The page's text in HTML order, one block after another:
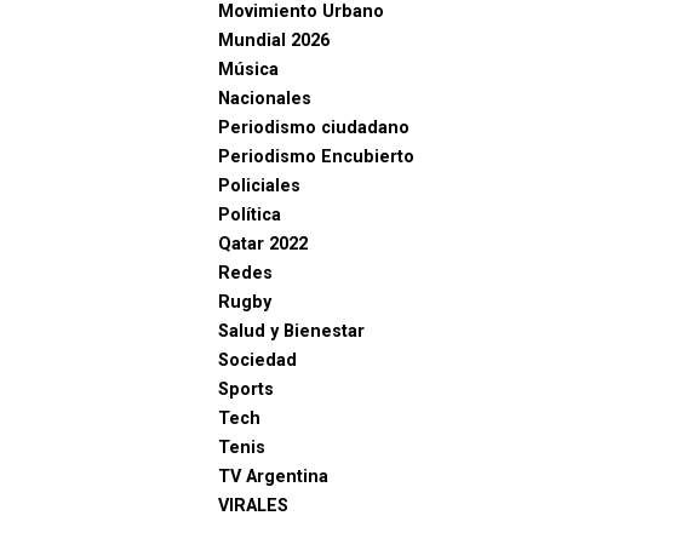
Movimiento Urbano
Mundial 2026
Música
Nacionales
Periodismo ciudadano
Periodismo Encubierto
Policiales
Política
Qatar 2022
Redes
Rugby
Salud y Bienestar
Sociedad
Sports
Tech
Tenis
TV Argentina
VIRALES